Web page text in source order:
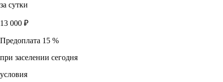
за сутки
13 000 ₽
Предоплата 15 %
при заселении сегодня
условия